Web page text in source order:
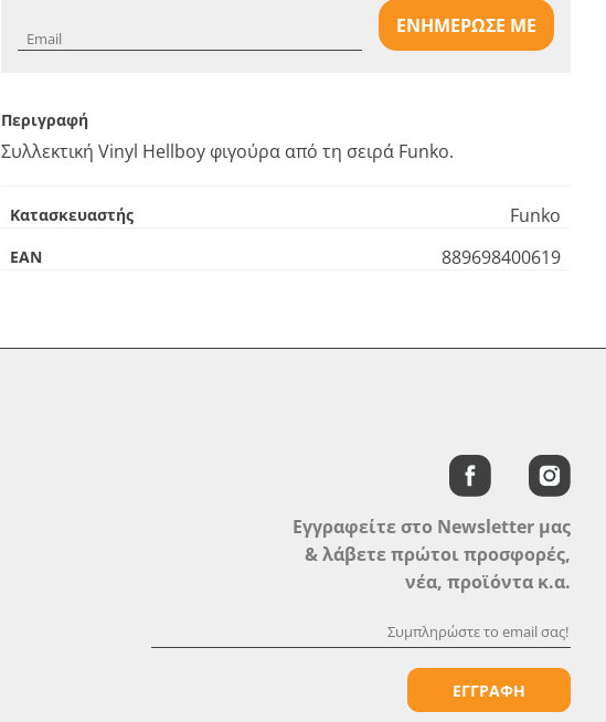
ΕΝΗΜΕΡΩΣΕ ΜΕ
Περιγραφή
Συλλεκτική Vinyl Hellboy φιγούρα από τη σειρά Funko.
Κατασκευαστής Funko
EAN 889698400619
Εγγραφείτε στο Newsletter μας
& λάβετε πρώτοι προσφορές,
νέα, προϊόντα κ.α.
ΕΓΓΡΑΦΗ